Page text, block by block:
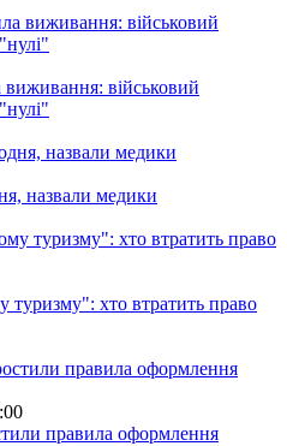
військовий
назвали медики
хто втратить право
правила оформлення